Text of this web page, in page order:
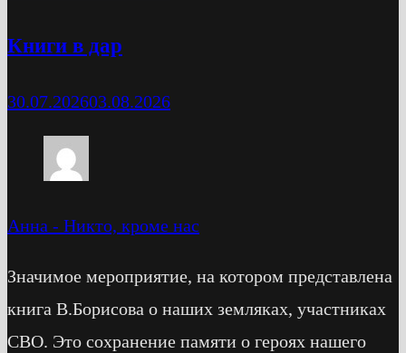
Книги в дар
30.07.202603.08.2026
Анна - Никто, кроме нас
Значимое мероприятие, на котором представлена
книга В.Борисова о наших земляках, участниках
СВО. Это сохранение памяти о героях нашего